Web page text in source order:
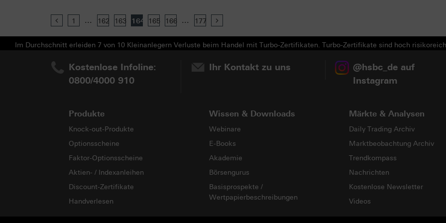
Previous
1 ... 162 163 164 165 166 ... 177
Im Durchschnitt erleiden 7 von 10 Kleinanlegern Verluste beim Handel mit Turbo-Zertifikaten. Turbo-Zertifikate sind hoch
Kostenlose Infoline:
0800/4000 910
Ihr Kontakt zu uns
@hsbc_de auf
Instagram
Produkte
Knock-out-Produkte
Optionsscheine
Faktor-Optionsscheine
Aktien- / Indexanleihen
Discount-Zertifikate
Handverlesen
Wissen & Downloads
Webinare
E-Books
Akademie
Börsengurus
Basisprospekte /
Wertpapierbeschreibungen
Märkte & Analysen
Daily Trading Archiv
Marktbeobachtung Archiv
Trendkompass
Nachrichten
Kostenlose Newsletter
Videos